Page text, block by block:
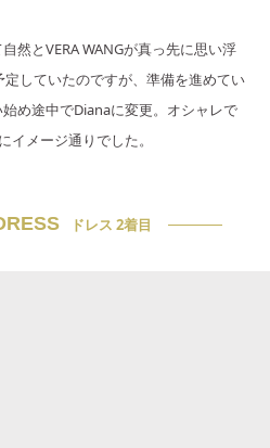
然とVERA WANGが真っ先に思い浮
していたのですが、準備を進めてい
め途中でDianaに変更。オシャレで
メージ通りでした。
ドレス 2着目